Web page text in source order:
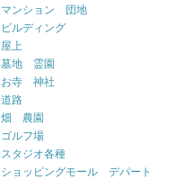
マンション 団地
ビルディング
屋上
墓地 霊園
お寺 神社
道路
畑 農園
ゴルフ場
スタジオ各種
ショッピングモール デパート